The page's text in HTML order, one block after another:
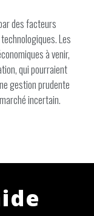
des facteurs
Les
à venir,
qui pourraient
gestion prudente
incertain.